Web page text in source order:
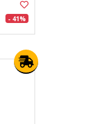
- 41%